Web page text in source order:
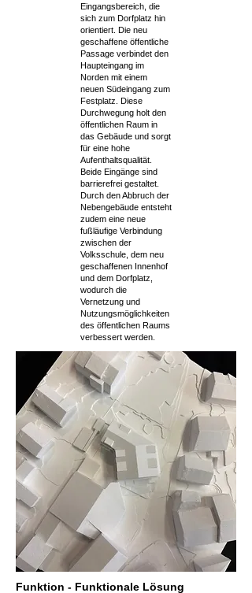
Eingangsbereich, die
sich zum Dorfplatz hin
orientiert. Die neu
geschaffene öffentliche
Passage verbindet den
Haupteingang im
Norden mit einem
neuen Südeingang zum
Festplatz. Diese
Durchwegung holt den
öffentlichen Raum in
das Gebäude und sorgt
für eine hohe
Aufenthaltsqualität.
Beide Eingänge sind
barrierefrei gestaltet.
Durch den Abbruch der
Nebengebäude entsteht
zudem eine neue
fußläufige Verbindung
zwischen der
Volksschule, dem neu
geschaffenen Innenhof
und dem Dorfplatz,
wodurch die
Vernetzung und
Nutzungsmöglichkeiten
des öffentlichen Raums
verbessert werden.
Funktion - Funktionale Lösung